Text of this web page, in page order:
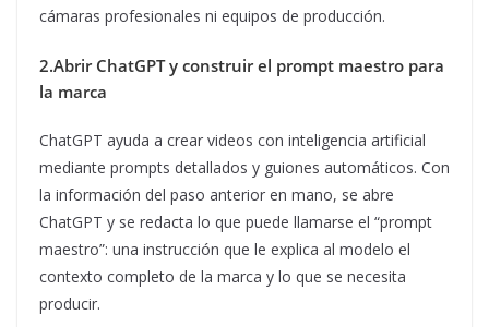
cámaras profesionales ni equipos de producción.
2.Abrir ChatGPT y construir el prompt maestro para
la marca
ChatGPT ayuda a crear videos con inteligencia artificial
mediante prompts detallados y guiones automáticos. Con
la información del paso anterior en mano, se abre
ChatGPT y se redacta lo que puede llamarse el “prompt
maestro”: una instrucción que le explica al modelo el
contexto completo de la marca y lo que se necesita
producir.